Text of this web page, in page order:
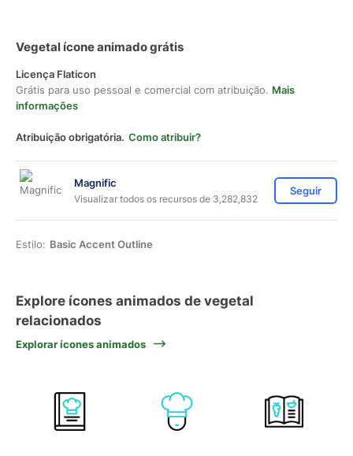
Vegetal ícone animado grátis
Licença Flaticon
Grátis para uso pessoal e comercial com atribuição. Mais
informações
Atribuição obrigatória. Como atribuir?
Magnific
Visualizar todos os recursos de 3,282,832
Seguir
Estilo: Basic Accent Outline
Explore ícones animados de vegetal
relacionados
Explorar ícones animados